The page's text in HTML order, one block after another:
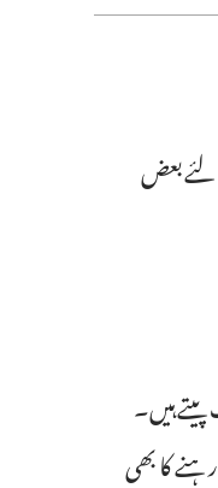
بعض
ہیں۔‏
کا بھی